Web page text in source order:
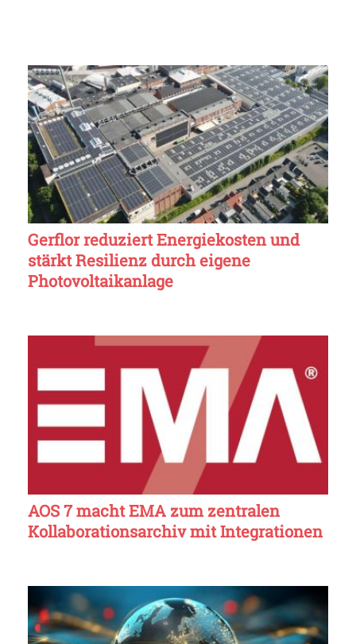
Gerflor reduziert Energiekosten und
stärkt Resilienz durch eigene
Photovoltaikanlage
AOS 7 macht EMA zum zentralen
Kollaborationsarchiv mit Integrationen